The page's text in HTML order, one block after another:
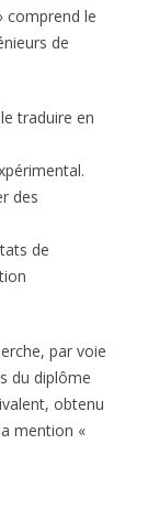
comprend le
de
traduire en
des
de
par voie
du diplôme
obtenu
mention «